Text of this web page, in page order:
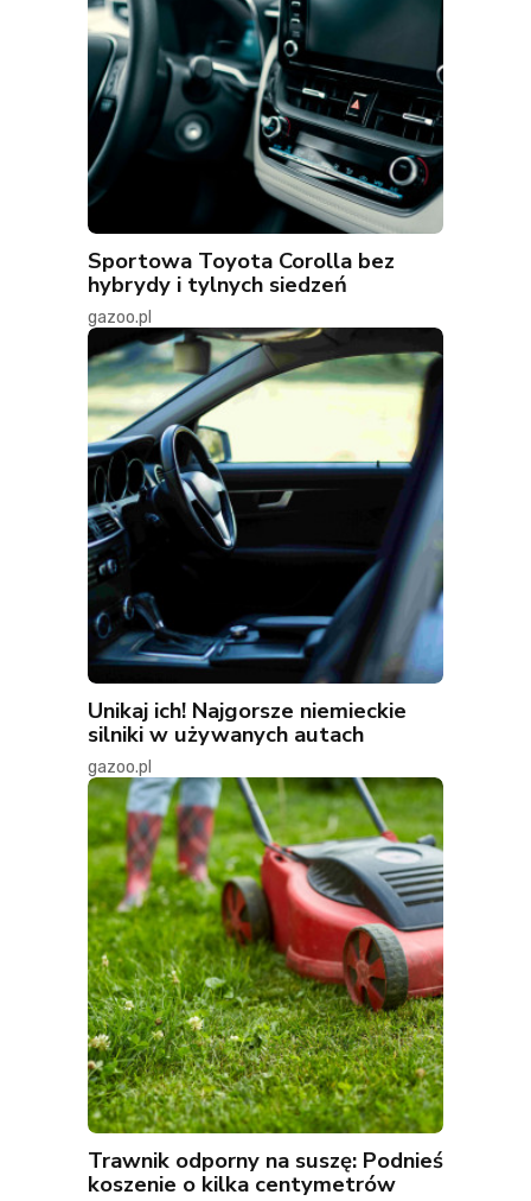
Sportowa Toyota Corolla bez
hybrydy i tylnych siedzeń
gazoo.pl
Unikaj ich! Najgorsze niemieckie
silniki w używanych autach
gazoo.pl
Trawnik odporny na suszę: Podnieś
koszenie o kilka centymetrów